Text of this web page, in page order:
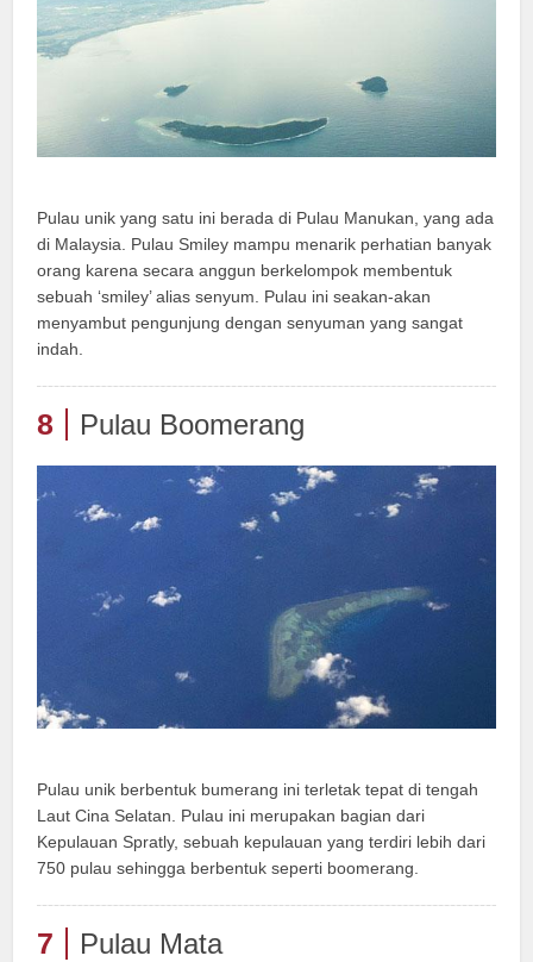
Pulau unik yang satu ini berada di Pulau Manukan, yang ada
di Malaysia. Pulau Smiley mampu menarik perhatian banyak
orang karena secara anggun berkelompok membentuk
sebuah ‘smiley’ alias senyum. Pulau ini seakan-akan
menyambut pengunjung dengan senyuman yang sangat
indah.
8 Pulau Boomerang
Pulau unik berbentuk bumerang ini terletak tepat di tengah
Laut Cina Selatan. Pulau ini merupakan bagian dari
Kepulauan Spratly, sebuah kepulauan yang terdiri lebih dari
750 pulau sehingga berbentuk seperti boomerang.
7 Pulau Mata